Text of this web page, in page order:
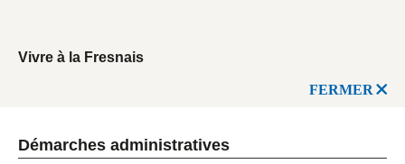
Vivre à la Fresnais
FERMER
Démarches administratives